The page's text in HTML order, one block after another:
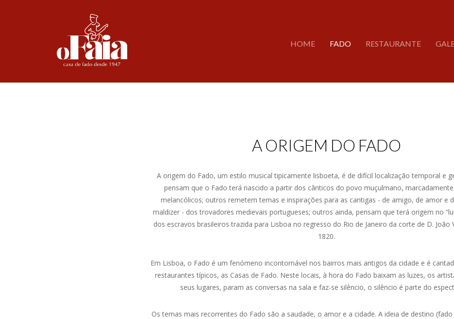
HOME FADO RESTAURANTE
A ORIGEM DO FADO
A origem do Fado, um estilo musical tipicamente lisboeta, é de difícil localização temporal e
pensam que o Fado terá nascido a partir dos cânticos do povo muçulmano,
melancólicos; outros remetem temas e inspirações para as cantigas - de amigo, de amor e
maldizer - dos trovadores medievais portugueses; outros ainda, pensam que terá origem no
dos escravos brasileiros trazida para Lisboa no regresso do Rio de Janeiro da corte de D. João
1820.
Em Lisboa, o Fado é um fenómeno incontornável nos bairros mais antigos da cidade e é
restaurantes típicos, as Casas de Fado. Neste locais, à hora do Fado baixam as luzes, os
seus lugares, param as conversas na sala e faz-se silêncio, o silêncio é parte do
Os temas mais recorrentes do Fado são a saudade, o amor e a cidade. A ideia de destino